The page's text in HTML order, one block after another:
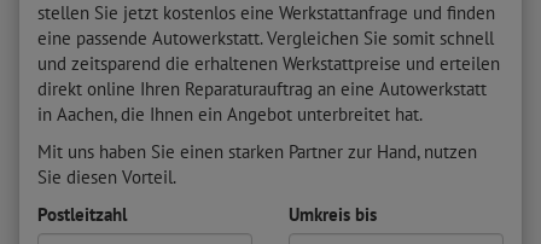
stellen Sie jetzt kostenlos eine Werkstattanfrage und finden
eine passende Autowerkstatt. Vergleichen Sie somit schnell
und zeitsparend die erhaltenen Werkstattpreise und erteilen
direkt online Ihren Reparaturauftrag an eine Autowerkstatt
in Aachen, die Ihnen ein Angebot unterbreitet hat.
Mit uns haben Sie einen starken Partner zur Hand, nutzen
Sie diesen Vorteil.
Postleitzahl
Umkreis bis